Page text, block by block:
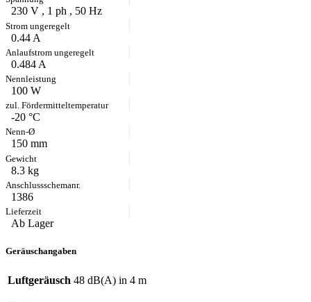
230 V , 1 ph , 50 Hz
0.44 A
0.484 A
100 W
-20 °C
150 mm
8.3 kg
1386
Ab Lager
Geräuschangaben
Luftgeräusch 48 dB(A) in 4 m